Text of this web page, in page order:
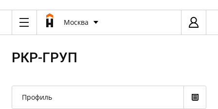
Москва
РКР-ГРУП
Профиль